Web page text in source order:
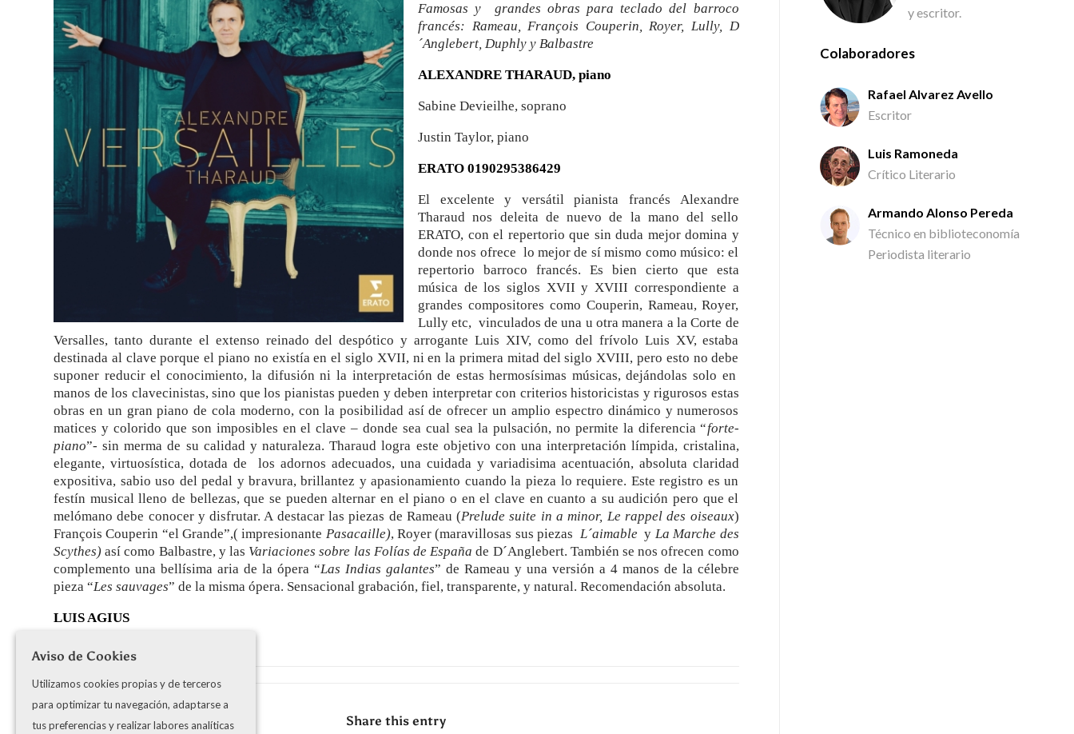
Famosas y grandes obras para teclado del barroco
francés: Rameau, François Couperin, Royer, Lully, D
´Anglebert, Duphly y Balbastre
ALEXANDRE THARAUD, piano
Sabine Devieilhe, soprano
Justin Taylor, piano
ERATO 0190295386429
El excelente y versátil pianista francés Alexandre
Tharaud nos deleita de nuevo de la mano del sello
ERATO, con el repertorio que sin duda mejor domina y
donde nos ofrece lo mejor de sí mismo como músico: el
repertorio barroco francés. Es bien cierto que esta
música de los siglos XVII y XVIII correspondiente a
grandes compositores como Couperin, Rameau, Royer,
Lully etc, vinculados de una u otra manera a la Corte de
Versalles, tanto durante el extenso reinado del despótico y arrogante Luis XIV, como del frívolo Luis XV, estaba
destinada al clave porque el piano no existía en el siglo XVII, ni en la primera mitad del siglo XVIII, pero esto no debe
suponer reducir el conocimiento, la difusión ni la interpretación de estas hermosísimas músicas, dejándolas solo en
manos de los clavecinistas, sino que los pianistas pueden y deben interpretar con criterios historicistas y rigurosos estas
obras en un gran piano de cola moderno, con la posibilidad así de ofrecer un amplio espectro dinámico y numerosos
matices y colorido que son imposibles en el clave – donde sea cual sea la pulsación, no permite la diferencia “forte-
piano”- sin merma de su calidad y naturaleza. Tharaud logra este objetivo con una interpretación límpida, cristalina,
elegante, virtuosística, dotada de los adornos adecuados, una cuidada y variadisima acentuación, absoluta claridad
expositiva, sabio uso del pedal y bravura, brillantez y apasionamiento cuando la pieza lo requiere. Este registro es un
festín musical lleno de bellezas, que se pueden alternar en el piano o en el clave en cuanto a su audición pero que el
melómano debe conocer y disfrutar. A destacar las piezas de Rameau (Prelude suite in a minor, Le rappel des oiseaux)
François Couperin “el Grande”,( impresionante Pasacaille), Royer (maravillosas sus piezas L´aimable y La Marche des
Scythes) así como Balbastre, y las Variaciones sobre las Folías de España de D´Anglebert. También se nos ofrecen como
complemento una bellísima aria de la ópera “Las Indias galantes” de Rameau y una versión a 4 manos de la célebre
pieza “Les sauvages” de la misma ópera. Sensacional grabación, fiel, transparente, y natural. Recomendación absoluta.
LUIS AGIUS
Share this entry
y escritor.
Colaboradores
Rafael Alvarez Avello
Escritor
Luis Ramoneda
Crítico Literario
Armando Alonso Pereda
Técnico en biblioteconomía
Periodista literario
Aviso de Cookies
Utilizamos cookies propias y de terceros
para optimizar tu navegación, adaptarse a
tus preferencias y realizar labores analíticas